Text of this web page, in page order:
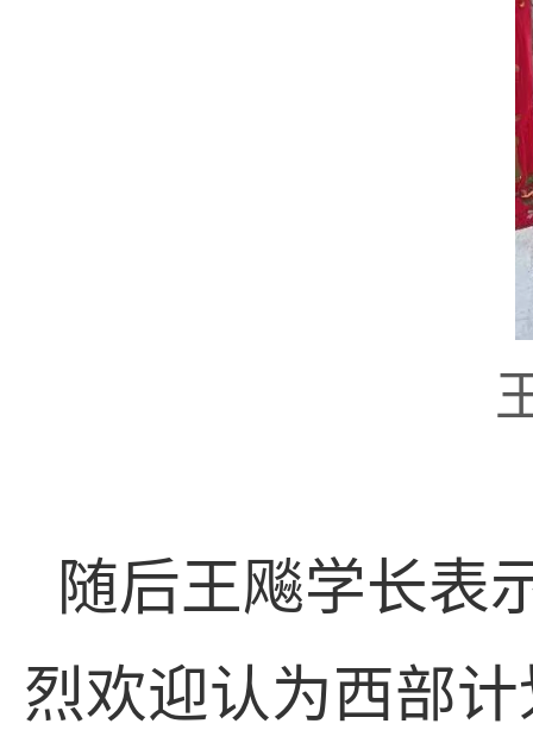
随后王飚学长表
烈欢迎认为西部